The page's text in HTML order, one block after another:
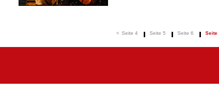
< Seite 4 Seite 5 Seite 6 Seite